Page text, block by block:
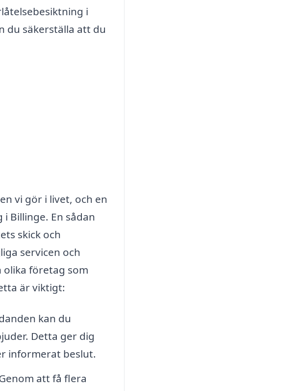
i
du säkerställa att du
vi gör i livet, och en
Billinge. En sådan
skick och
servicen och
företag som
är viktigt:
kan du
Detta ger dig
informerat beslut.
att få flera